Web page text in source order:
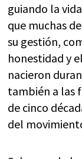
guiando la
que muchas
su gestión,
honestidad y
nacieron
también a las
de cinco
del